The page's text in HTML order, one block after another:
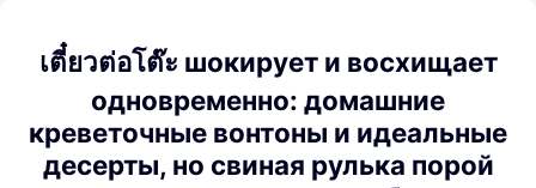
เตี๋ยวต่อโต๊ะ шокирует и восхищает
одновременно: домашние
креветочные вонтоны и идеальные
десерты, но свиная рулька порой